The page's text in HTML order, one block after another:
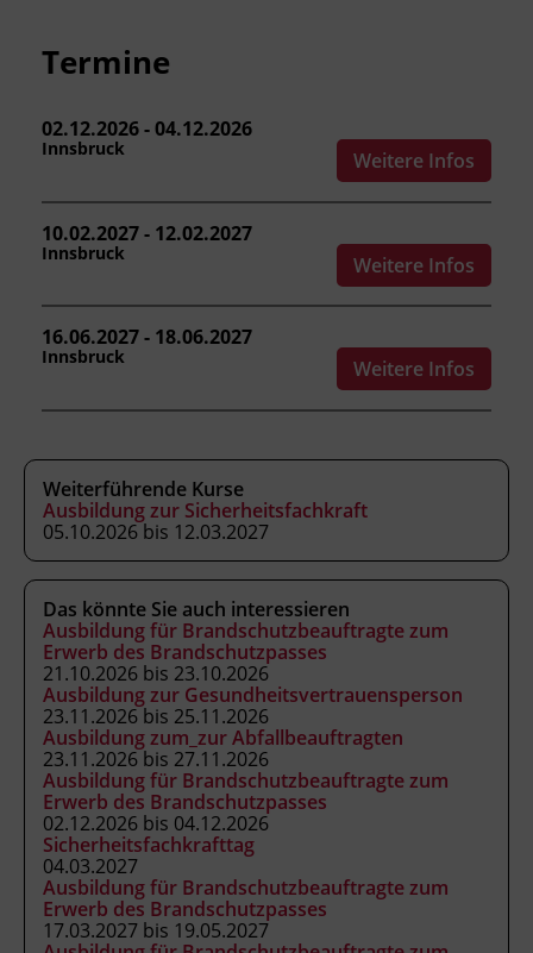
das außer- und innerbetriebliche
bauliche Sicherheits-, Maschinen- und
Elektrosicherheitsmaßnahmen
beurteilen.
ergonomische Anforderungen an
Arbeits- und Bildschirmarbeitsplätze
Grundsätze von Gesundheit und
Hygiene am Arbeitsplatz anwenden.
die Grundzüge der
Arbeitsplatzevaluierung erläutern.
der Sicherheitsvertrauensperson
wahrnehmen.
Kursformat
Präsenzunterricht
Leitung
Fachtrainer_in
Abschluss
Kursbesuchsbestätigung
Termine
02.12.2026 - 04.12.2026
Innsbruck Weitere Infos
10.02.2027 - 12.02.2027
Innsbruck Weitere Infos
16.06.2027 - 18.06.2027
Innsbruck Weitere Infos
Weiterführende Kurse
Ausbildung zur Sicherheitsfachkraft
05.10.2026 bis 12.03.2027
Das könnte Sie auch interessieren
Ausbildung für Brandschutzbeauftragte zum
Erwerb des Brandschutzpasses
21.10.2026 bis 23.10.2026
Ausbildung zur Gesundheitsvertrauensperson
23.11.2026 bis 25.11.2026
Ausbildung zum_zur Abfallbeauftragten
23.11.2026 bis 27.11.2026
Ausbildung für Brandschutzbeauftragte zum
Erwerb des Brandschutzpasses
02.12.2026 bis 04.12.2026
Sicherheitsfachkrafttag
04.03.2027
Ausbildung für Brandschutzbeauftragte zum
Erwerb des Brandschutzpasses
17.03.2027 bis 19.05.2027